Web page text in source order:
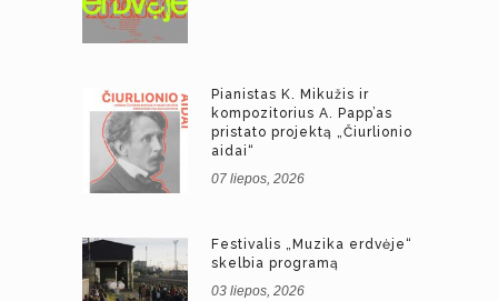
Pianistas K. Mikužis ir
kompozitorius A. Papp’as
pristato projektą „Čiurlionio
aidai“
07 liepos, 2026
Festivalis „Muzika erdvėje“
skelbia programą
03 liepos, 2026